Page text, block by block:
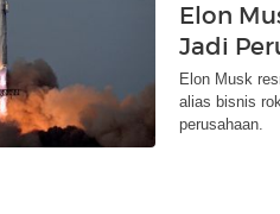
Elon
Jadi
Elon Musk
alias bisnis
perusahaan.